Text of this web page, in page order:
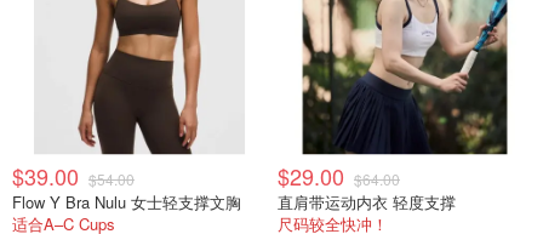
$39.00 $54.00
Flow Y Bra Nulu 女士轻支撑文胸
适合A–C Cups
$29.00 $64.00
直肩带运动内衣 轻度支撑
尺码较全快冲！